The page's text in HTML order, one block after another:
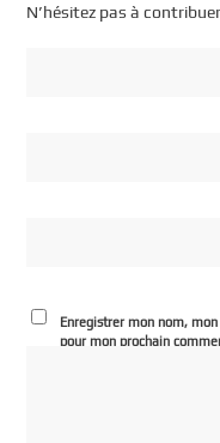
N’hésitez pas à
Enregistrer mon nom,
pour mon prochain